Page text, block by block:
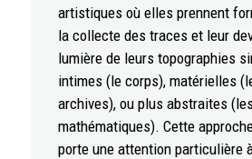
artistiques où elles prennent
la collecte des traces et leur
lumière de leurs topographies
intimes (le corps), matérielles
archives), ou plus abstraites
mathématiques). Cette
porte une attention particulière